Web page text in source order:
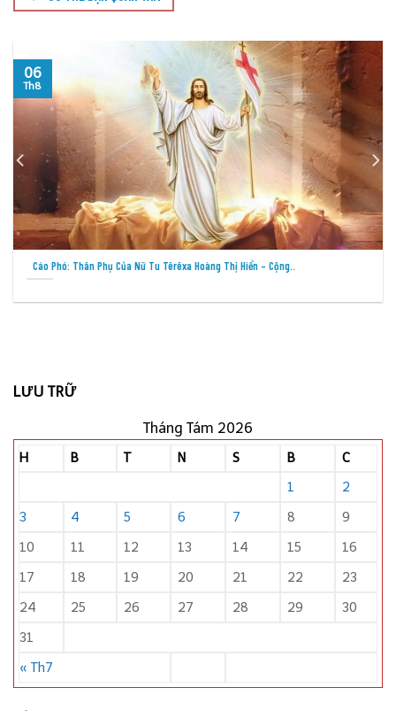
Cầu Nguyện Cho Việc Loan Báo Tin Mừng Tại Các Thành Phố –..
05
Th8
LƯU TRỮ
Tháng Tám 2026
H B T N S B C
« Th7
1
2
3
4 5 6 7 8
9
10
11 12 13 14 15
16
17
18 19 20 21 22
23
24
25 26 27 28 29
30
31